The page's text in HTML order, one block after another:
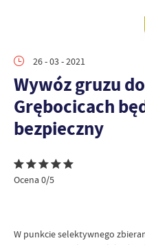
26 - 03 - 2021
Wywóz gruzu
Grębocicach
bezpieczny
Ocena 0/5
W punkcie selektywnego